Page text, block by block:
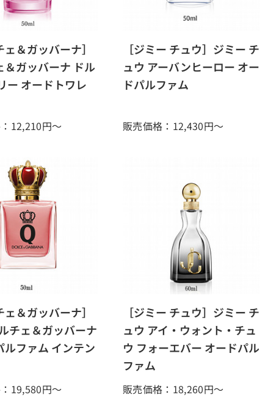
ェ＆ガッバーナ］
＆ガッバーナ ドル
ー オードトワレ
12,210円～
［ジミー チュウ］ジミー チ
ュウ アーバンヒーロー オー
ドパルファム
販売価格：12,430円～
ェ＆ガッバーナ］
チェ＆ガッバーナ
ルファム インテン
19,580円～
［ジミー チュウ］ジミー チ
ュウ アイ・ウォント・チュ
ウ フォーエバー オードパル
ファム
販売価格：18,260円～